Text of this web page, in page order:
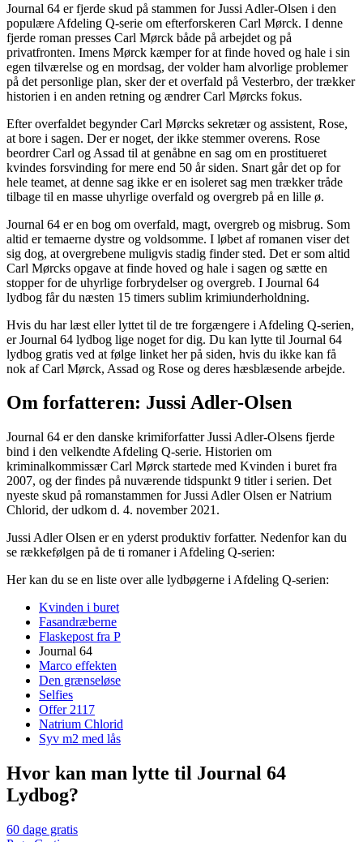
Journal 64 er fjerde skud på stammen for Jussi Adler-Olsen i den
populære Afdeling Q-serie om efterforskeren Carl Mørck. I denne
fjerde roman presses Carl Mørck både på arbejdet og på
privatfronten. Imens Mørck kæmper for at finde hoved og hale i sin
egen tilværelse og en mordsag, der volder ham alvorlige problemer
på det personlige plan, sker der et overfald på Vesterbro, der trækker
historien i en anden retning og ændrer Carl Mørcks fokus.
Efter overfaldet begynder Carl Mørcks sekretær og assistent, Rose,
at bore i sagen. Der er noget, der ikke stemmer overens. Rose
beordrer Carl og Assad til at genåbne en sag om en prostitueret
kvindes forsvinding for mere end 50 år siden. Snart går det op for
hele teamet, at denne sag ikke er en isoleret sag men trækker tråde
tilbage til en masse uhyrlige overfald og overgreb på en lille ø.
Journal 64 er en bog om overfald, magt, overgreb og misbrug. Som
altid er temaerne dystre og voldsomme. I løbet af romanen viser det
sig dog, at overgrebene muligvis stadig finder sted. Det er som altid
Carl Mørcks opgave at finde hoved og hale i sagen og sætte en
stopper for de uhyrlige forbrydelser og overgreb. I Journal 64
lydbog får du næsten 15 timers sublim krimiunderholdning.
Hvis du har læst eller lyttet til de tre forgængere i Afdeling Q-serien,
er Journal 64 lydbog lige noget for dig. Du kan lytte til Journal 64
lydbog gratis ved at følge linket her på siden, hvis du ikke kan få
nok af Carl Mørck, Assad og Rose og deres hæsblæsende arbejde.
Om forfatteren: Jussi Adler-Olsen
Journal 64 er den danske krimiforfatter Jussi Adler-Olsens fjerde
bind i den velkendte Afdeling Q-serie. Historien om
kriminalkommissær Carl Mørck startede med Kvinden i buret fra
2007, og der findes på nuværende tidspunkt 9 titler i serien. Det
nyeste skud på romanstammen for Jussi Adler Olsen er Natrium
Chlorid, der udkom d. 4. november 2021.
Jussi Adler Olsen er en yderst produktiv forfatter. Nedenfor kan du
se rækkefølgen på de ti romaner i Afdeling Q-serien:
Her kan du se en liste over alle lydbøgerne i Afdeling Q-serien:
Kvinden i buret
Fasandræberne
Flaskepost fra P
Journal 64
Marco effekten
Den grænseløse
Selfies
Offer 2117
Natrium Chlorid
Syv m2 med lås
Hvor kan man lytte til Journal 64
Lydbog?
60 dage gratis